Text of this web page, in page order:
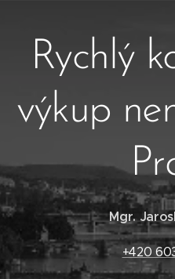
Rychlý
výkup
Mgr.
+420